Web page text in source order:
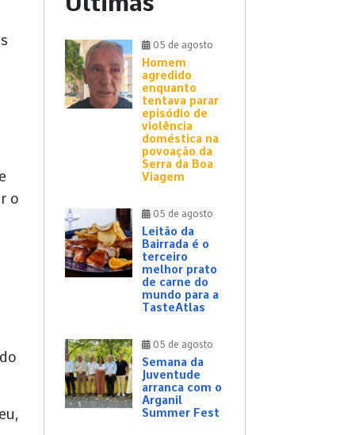
o
05 de agosto
Homem
agredido
enquanto
tentava parar
episódio de
violência
doméstica na
povoação da
Serra da Boa
Viagem
05 de agosto
Leitão da
Bairrada é o
terceiro
melhor prato
de carne do
mundo para a
TasteAtlas
05 de agosto
Semana da
Juventude
arranca com o
Arganil
Summer Fest